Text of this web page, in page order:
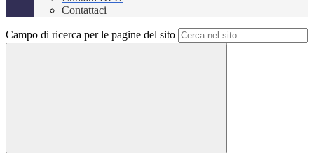
Contattaci
Campo di ricerca per le pagine del sito